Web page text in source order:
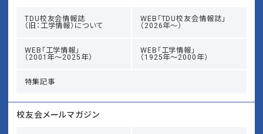
TDU校友会情報誌
（旧：工学情報）について
WEB「TDU校友会情報誌」
（2026年～）
WEB「工学情報」
（2001年～2025年）
WEB「工学情報」
（1925年～2000年）
特集記事
校友会メールマガジン